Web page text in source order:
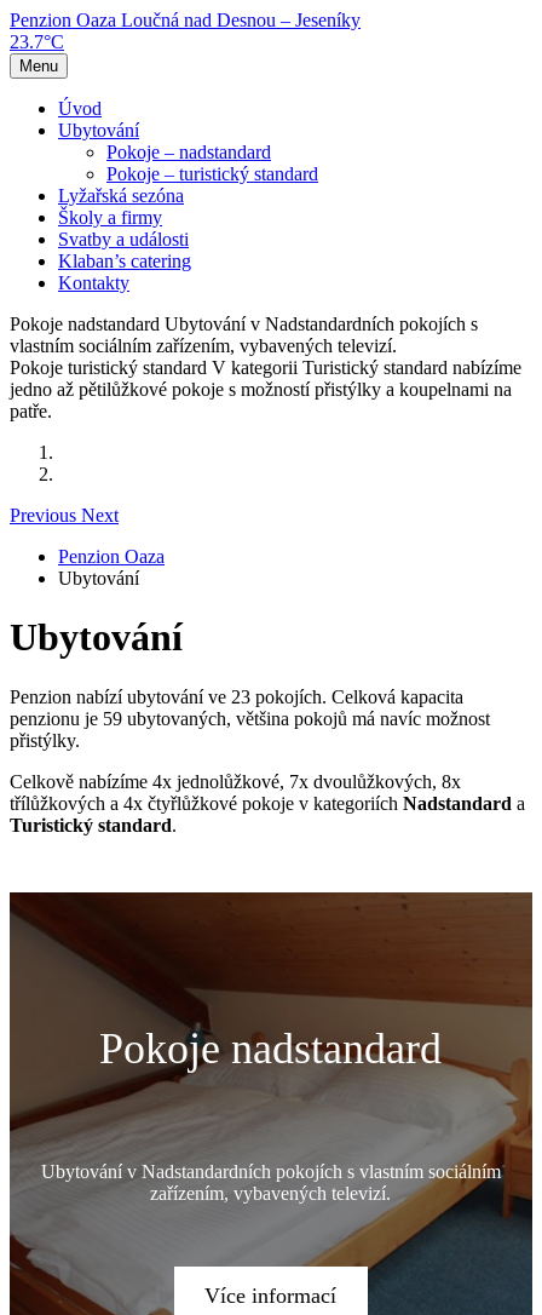
Penzion Oaza Loučná nad Desnou – Jeseníky
23.7°C
Menu
Úvod
Ubytování
Pokoje – nadstandard
Pokoje – turistický standard
Lyžařská sezóna
Školy a firmy
Svatby a události
Klaban’s catering
Kontakty
Pokoje nadstandard Ubytování v Nadstandardních pokojích s
vlastním sociálním zařízením, vybavených televizí.
Pokoje turistický standard V kategorii Turistický standard nabízíme
jedno až pětilůžkové pokoje s možností přistýlky a koupelnami na
patře.
Previous Next
Penzion Oaza
Ubytování
Ubytování
Penzion nabízí ubytování ve 23 pokojích. Celková kapacita
penzionu je 59 ubytovaných, většina pokojů má navíc možnost
přistýlky.
Celkově nabízíme 4x jednolůžkové, 7x dvoulůžkových, 8x
třílůžkových a 4x čtyřlůžkové pokoje v kategoriích Nadstandard a
Turistický standard.
Pokoje nadstandard
Ubytování v Nadstandardních pokojích s vlastním sociálním
zařízením, vybavených televizí.
Více informací